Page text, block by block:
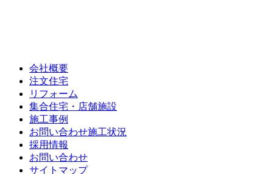
会社概要
注文住宅
リフォーム
集合住宅・店舗施設
施工事例
お問い合わせ施工状況
採用情報
お問い合わせ
サイトマップ